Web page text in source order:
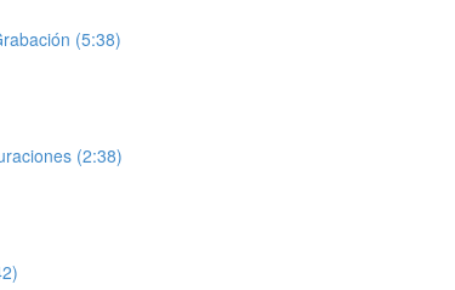
(5:38)
(2:38)